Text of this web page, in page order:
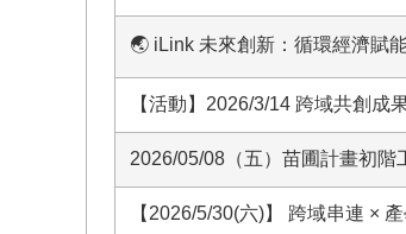
🌏 iLink 未來創新：循環經濟賦
【活動】2026/3/14 跨域共創成
2026/05/08（五）苗圃計畫初階
【2026/5/30(六)】 跨域串連 ×